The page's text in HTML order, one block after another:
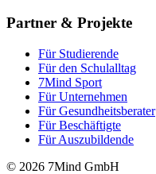
Partner & Projekte
Für Stu­die­rende
Für den Schulalltag
7Mind Sport
Für Unter­neh­men
Für Gesund­heits­be­ra­ter
Für Beschäftigte
Für Auszubildende
© 2026 7Mind GmbH